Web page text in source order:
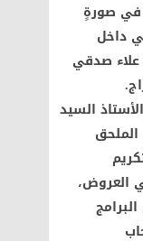
في صورةٍ
داخل
علاء صدقي
السيد
العروض،